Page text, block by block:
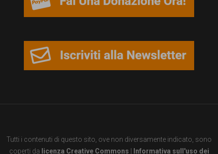
Tutti i contenuti di questo sito, ove non diversamente indicato, sono
coperti da licenza Creative Commons Informativa sull'uso dei